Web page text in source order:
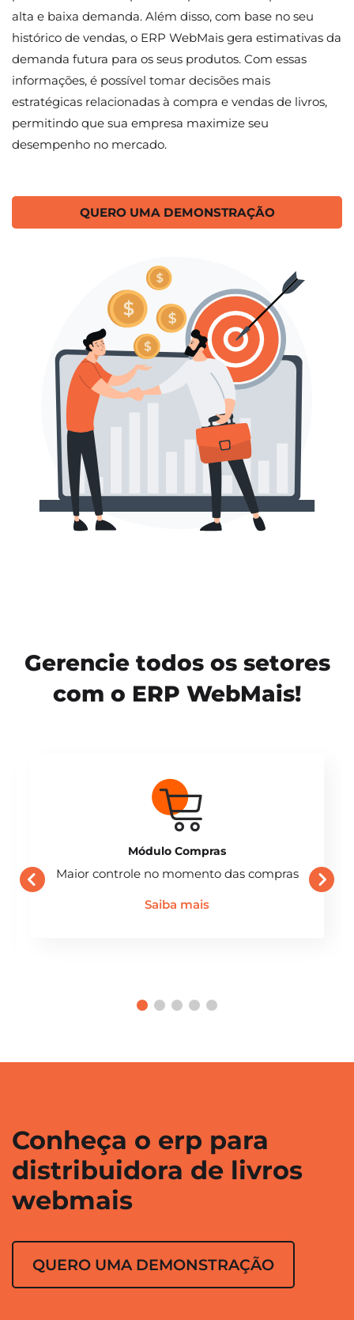
alta e baixa demanda. Além disso, com base no seu
histórico de vendas, o ERP WebMais gera estimativas da
demanda futura para os seus produtos. Com essas
informações, é possível tomar decisões mais
estratégicas relacionadas à compra e vendas de livros,
permitindo que sua empresa maximize seu
desempenho no mercado.
QUERO UMA DEMONSTRAÇÃO
Gerencie todos os setores
com o ERP WebMais!
Módulo Compras
Maior controle no momento das compras
Saiba mais
Conheça o erp para
distribuidora de livros
webmais
QUERO UMA DEMONSTRAÇÃO